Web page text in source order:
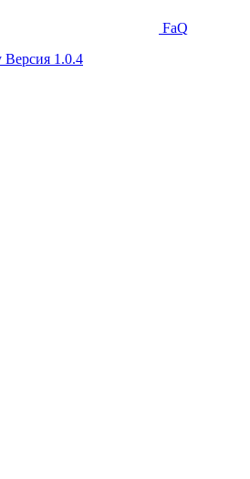
FaQ
Версия 1.0.4